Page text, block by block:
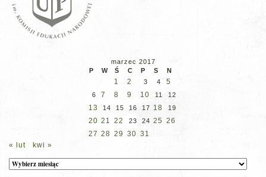
marzec 2017
P
W Ś C P S N
1 2 3 4 5
6 7 8 9 10 11 12
13 14 15 16 17 18 19
20 21 22 23 24 25 26
27 28 29 30 31
« lut
kwi »
Archiwum